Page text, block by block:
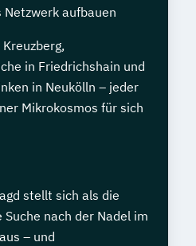
aufbauen
in Friedrichshain und
in Neukölln – jeder
Mikrokosmos für sich
stellt sich als die
nach der Nadel im
– und